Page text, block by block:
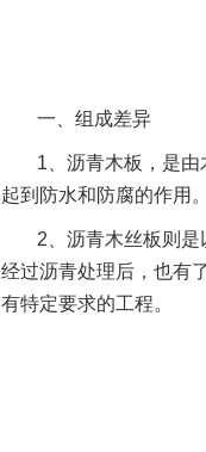
一、组成差异
1、沥青木板，是
起到防水和防腐的作用
2、沥青木丝板则
经过沥青处理后，也有
有特定要求的工程。